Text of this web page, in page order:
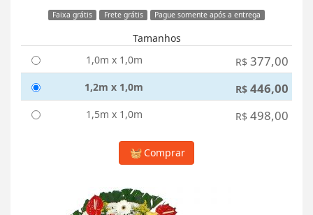
Faixa grátis Frete grátis Pague somente após a entrega
Tamanhos
1,0m x 1,0m
R$ 377,00
1,2m x 1,0m R$ 446,00
1,5m x 1,0m R$ 498,00
Comprar